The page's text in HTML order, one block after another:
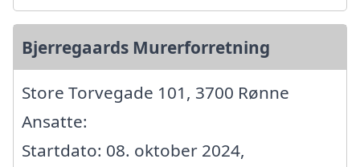
Bjerregaards Murerforretning
Store Torvegade 101, 3700 Rønne
Ansatte:
Startdato: 08. oktober 2024,